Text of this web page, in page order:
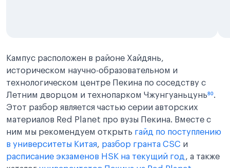
Кампус расположен в районе Хайдянь,
историческом научно-образовательном и
технологическом центре Пекина по соседству с
Летним дворцом и технопарком Чжунгуаньцунь⁸⁰.
Этот разбор является частью серии авторских
материалов Red Planet про вузы Пекина. Вместе с
ним мы рекомендуем открыть гайд по поступлению
в университеты Китая, разбор гранта CSC и
расписание экзаменов HSK на текущий год , а также